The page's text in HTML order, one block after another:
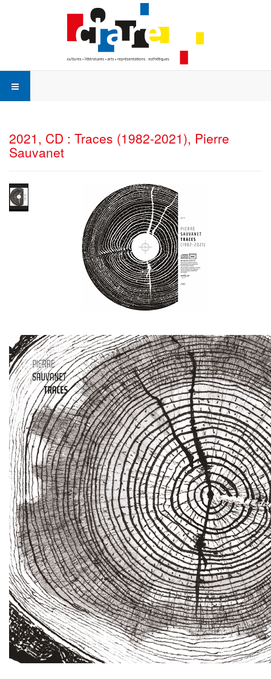
2021, CD : Traces (1982-2021), Pierre
Sauvanet